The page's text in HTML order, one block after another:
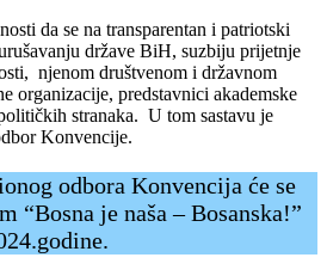
da se na transparentan i patriotski
države BiH, suzbiju prijetnje
njenom društvenom i državnom
organizacije, predstavnici akademske
stranaka. U tom sastavu je
Konvencije.
odbora Konvencija će se
“Bosna je naša – Bosanska!”